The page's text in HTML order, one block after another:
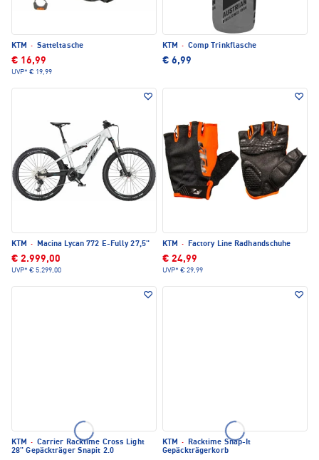
KTM · Satteltasche
€ 16,99
UVP* € 19,99
KTM · Comp Trinkflasche
€ 6,99
KTM · Macina Lycan 772 E-Fully 27,5"
€ 2.999,00
UVP* € 5.299,00
KTM · Factory Line Radhandschuhe
€ 24,99
UVP* € 29,99
KTM · Carrier Racktime Cross Light
28" Gepäckträger Snapit 2.0
KTM ·
Racktime Snap-It
Gepäckträgerkorb